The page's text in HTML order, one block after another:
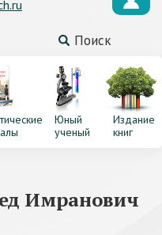
Поиск
Юный
ученый
Издание
книг
Имранович